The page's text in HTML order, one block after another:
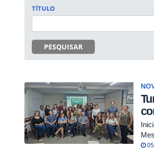
TÍTULO
PESQUISAR